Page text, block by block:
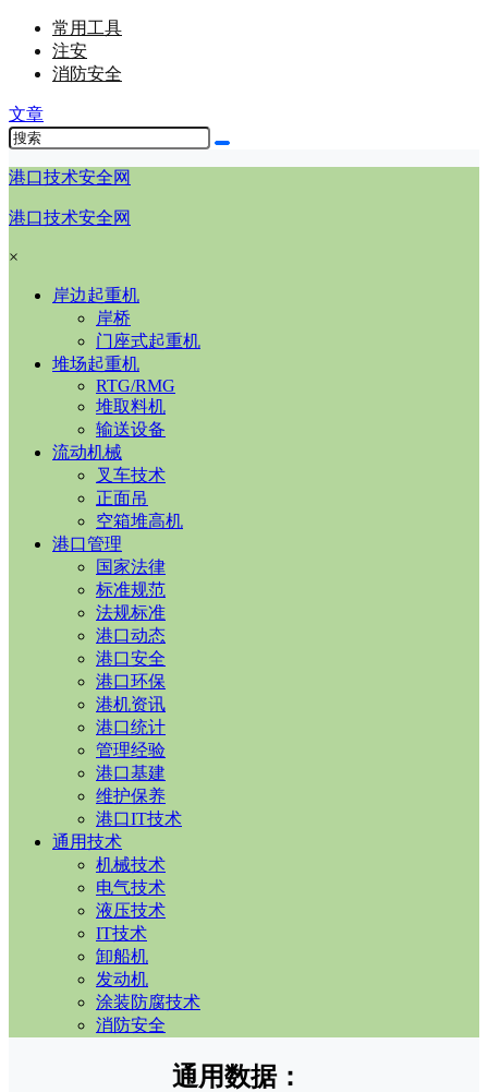
常用工具
注安
消防安全
文章
港口技术安全网
港口技术安全网
×
岸边起重机
岸桥
门座式起重机
堆场起重机
RTG/RMG
堆取料机
输送设备
流动机械
叉车技术
正面吊
空箱堆高机
港口管理
国家法律
标准规范
法规标准
港口动态
港口安全
港口环保
港机资讯
港口统计
管理经验
港口基建
维护保养
港口IT技术
通用技术
机械技术
电气技术
液压技术
IT技术
卸船机
发动机
涂装防腐技术
消防安全
通用数据：